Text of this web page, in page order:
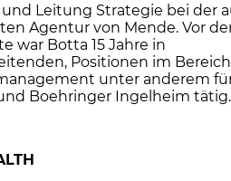
Leitung Strategie bei der
Agentur von Mende. Vor
war Botta 15 Jahre in
Positionen im Bereich
unter anderem
Boehringer Ingelheim tätig.